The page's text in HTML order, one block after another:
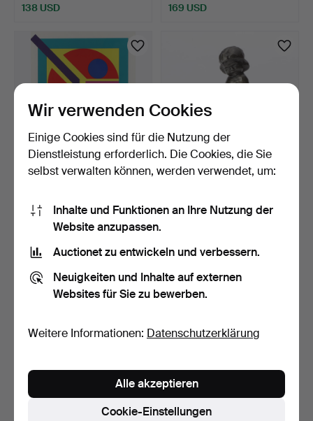
138 USD 169 USD
16 Std
Patinierte…
16 Std
Wir verwenden Cookies
Einige Cookies sind für die Nutzung der
Dienstleistung erforderlich. Die Cookies, die Sie
selbst verwalten können, werden verwendet, um:
Inhalte und Funktionen an Ihre Nutzung der
Website anzupassen.
Auctionet zu entwickeln und verbessern.
Neuigkeiten und Inhalte auf externen
Websites für Sie zu bewerben.
Weitere Informationen: Datenschutzerklärung
Cookie-Einstellungen
Alle akzeptieren